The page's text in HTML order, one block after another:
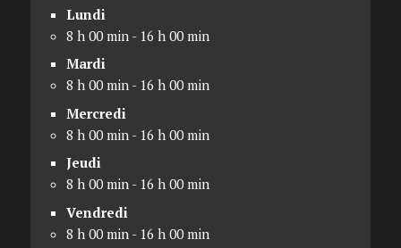
Lundi
8 h 00 min - 16 h 00 min
Mardi
8 h 00 min - 16 h 00 min
Mercredi
8 h 00 min - 16 h 00 min
Jeudi
8 h 00 min - 16 h 00 min
Vendredi
8 h 00 min - 16 h 00 min